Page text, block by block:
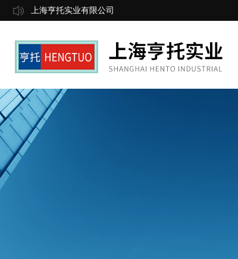
上海亨托实业有限公司